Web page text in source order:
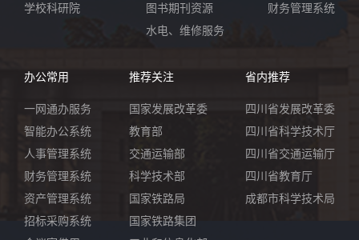
学校科研院
图书期刊资源
水电、维修服务
财务管理系统
办公常用
一网通办服务
智能办公系统
人事管理系统
财务管理系统
资产管理系统
招标采购系统
推荐关注
国家发展改革委
教育部
交通运输部
科学技术部
国家铁路局
国家铁路集团
省内推荐
四川省发展改革委
四川省科学技术厅
四川省交通运输厅
四川省教育厅
成都市科学技术局